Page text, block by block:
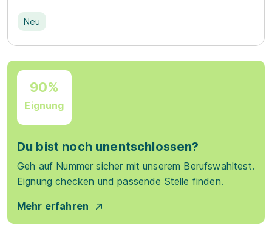
Neu
90%
Eignung
Du bist noch unentschlossen?
Geh auf Nummer sicher mit unserem Berufswahltest.
Eignung checken und passende Stelle finden.
Mehr erfahren